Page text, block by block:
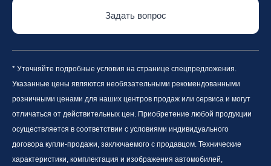
Задать вопрос
* Уточняйте подробные условия на странице спецпредложения.
Указанные цены являются необязательными рекомендованными
розничными ценами для наших центров продаж или сервиса и могут
отличаться от действительных цен. Приобретение любой продукции
осуществляется в соответствии с условиями индивидуального
договора купли-продажи, заключаемого с продавцом. Технические
характеристики, комплектация и изображения автомобилей,